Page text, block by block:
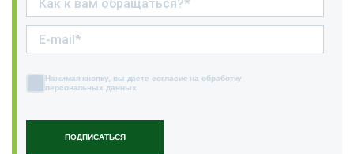
ПОДПИСАТЬСЯ
Нажимая кнопку, вы даете согласие на обработку
персональных данных